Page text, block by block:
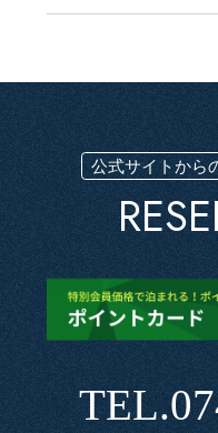
公式サイトから
TEL.